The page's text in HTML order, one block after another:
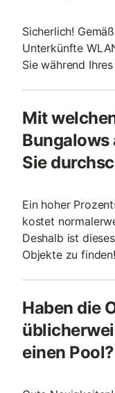
Sicherlich!
Unterkünfte
Sie während
Mit
Bungalows
Sie
Ein hoher
kostet
Deshalb ist
Objekte zu finden!
Haben die
einen Pool?